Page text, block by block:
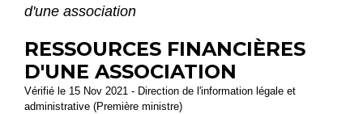
d'une association
RESSOURCES FINANCIÈRES
D'UNE ASSOCIATION
Vérifié le 15 Nov 2021 - Direction de l'information légale et
administrative (Première ministre)